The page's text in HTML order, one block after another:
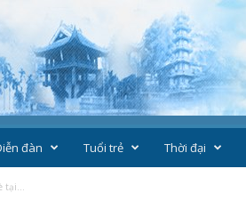
đàn Tuổi trẻ Thời đại
tại...